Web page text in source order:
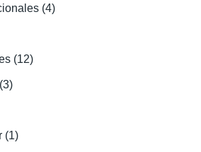
(4)
(12)
(3)
(1)